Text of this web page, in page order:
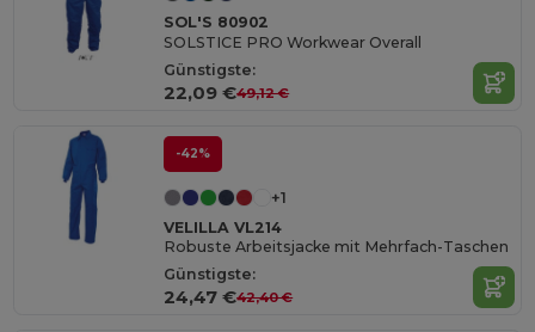
SOL'S 80902
SOLSTICE PRO Workwear Overall
Günstigste:
22,09 €49,12 €
-42%
+1
VELILLA VL214
Robuste Arbeitsjacke mit Mehrfach-Taschen
Günstigste:
24,47 €42,40 €